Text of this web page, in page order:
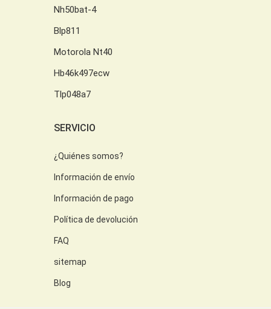
Nh50bat-4
Blp811
Motorola Nt40
Hb46k497ecw
Tlp048a7
SERVICIO
¿Quiénes somos?
Información de envío
Información de pago
Política de devolución
FAQ
sitemap
Blog